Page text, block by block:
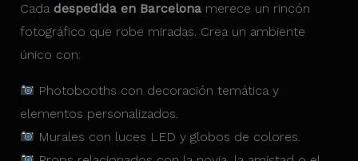
Cada despedida en Barcelonamerece un rincón
fotográfico que robe miradas. Crea un ambiente
único con:
Photobooths con decoración temática y
elementos personalizados.
Murales con luces LED y globos de colores.